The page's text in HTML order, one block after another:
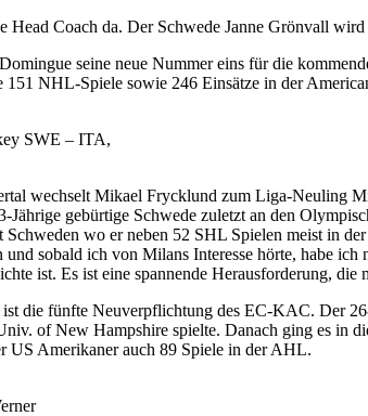
Head Coach da. Der Schwede Janne Grönvall
seine neue Nummer eins für die
NHL-Spiele sowie 246 Einsätze in der
SWE – ITA,
wechselt Mikael Frycklund zum Liga-Neuling
gebürtige Schwede zuletzt an den
wo er neben 52 SHL Spielen meist in
sobald ich von Milans Interesse hörte, habe
ist. Es ist eine spannende Herausforderung,
die fünfte Neuverpflichtung des EC-KAC. Der
of New Hampshire spielte. Danach ging es in
US Amerikaner auch 89 Spiele in der AHL.